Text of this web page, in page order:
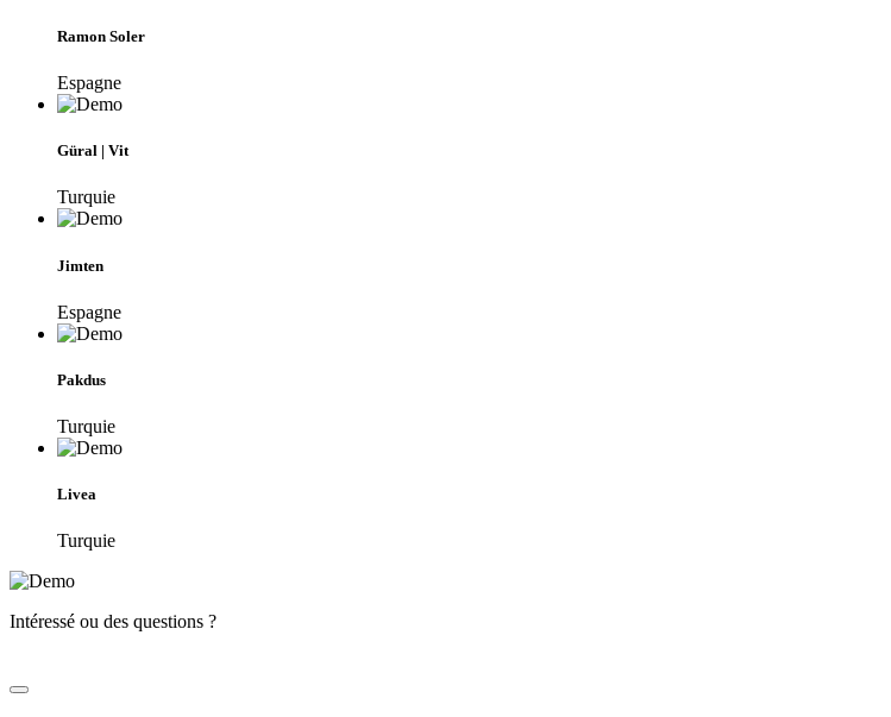
Ramon Soler
Espagne
Güral | Vit
Turquie
Jimten
Espagne
Pakdus
Turquie
Livea
Turquie
Intéressé ou des questions ?